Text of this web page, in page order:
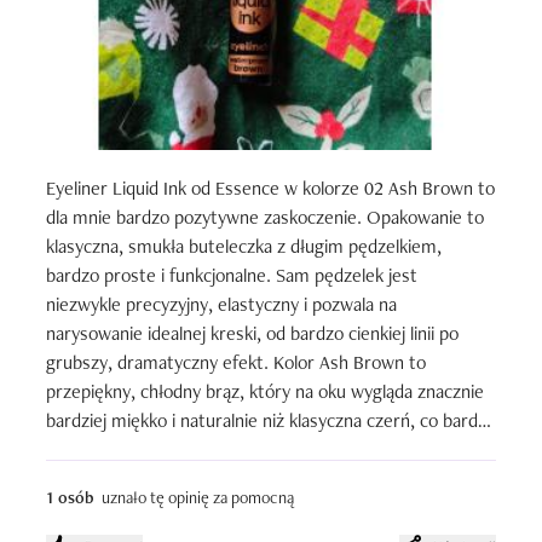
Eyeliner Liquid Ink od Essence w kolorze 02 Ash Brown to
dla mnie bardzo pozytywne zaskoczenie. Opakowanie to
klasyczna, smukła buteleczka z długim pędzelkiem,
bardzo proste i funkcjonalne. Sam pędzelek jest
niezwykle precyzyjny, elastyczny i pozwala na
narysowanie idealnej kreski, od bardzo cienkiej linii po
grubszy, dramatyczny efekt. Kolor Ash Brown to
przepiękny, chłodny brąz, który na oku wygląda znacznie
bardziej miękko i naturalnie niż klasyczna czerń, co bardzo
Eyeliner jest bardzo trwały, po zaschnięciu (co dzieje się
błyskawicznie) nie drgnie z powieki przez cały dzień. Nie
1 osób uznało tę opinię za pomocną